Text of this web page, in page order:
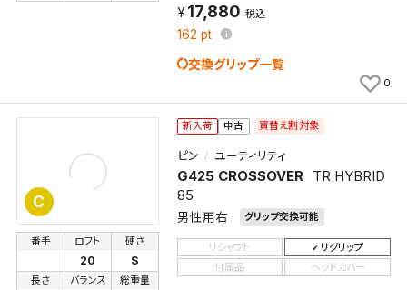
17,880 税込
162 pt
交換グリップ一覧
0
C
新入荷 中古 買替え割対象
ピン ユーティリティ
G425 CROSSOVER
TR HYBRID
85
男性用右 グリップ交換可能
番手 ロフト
20
硬さ
S
長さ バランス 総重量
リシャフト
リグリップ
付属品
ヘッドカバー